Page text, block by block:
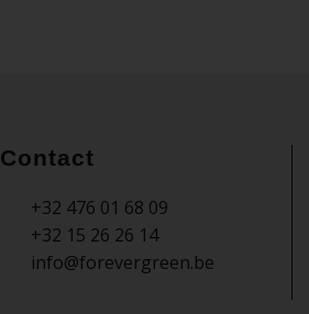
Contact
+32 476 01 68 09
+32 15 26 26 14
info@forevergreen.be